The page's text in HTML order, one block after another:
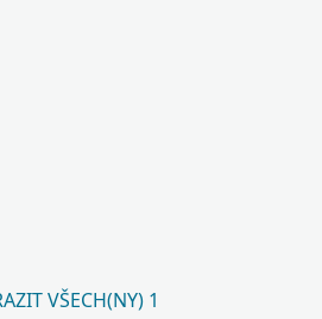
VŠECH(NY) 1